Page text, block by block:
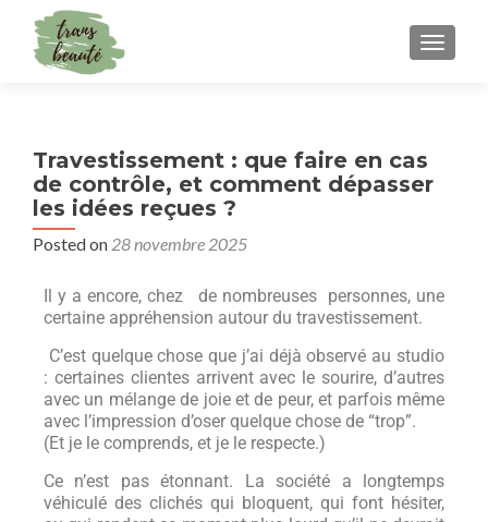
Travestissement : que faire en cas
de contrôle, et comment dépasser
les idées reçues ?
Posted on 28 novembre 2025
Il y a encore, chez de nombreuses personnes, une
certaine appréhension autour du travestissement.
C’est quelque chose que j’ai déjà observé au studio
: certaines clientes arrivent avec le sourire, d’autres
avec un mélange de joie et de peur, et parfois même
avec l’impression d’oser quelque chose de “trop”.
(Et je le comprends, et je le respecte.)
Ce n’est pas étonnant. La société a longtemps
véhiculé des clichés qui bloquent, qui font hésiter,